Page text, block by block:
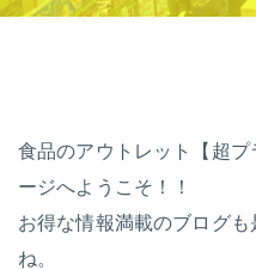
食品のアウトレット【超
ージへようこそ！！
お得な情報満載のブログ
ね。